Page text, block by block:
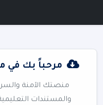
مرحباً بك في
منصتك الآمنة
والمستندات